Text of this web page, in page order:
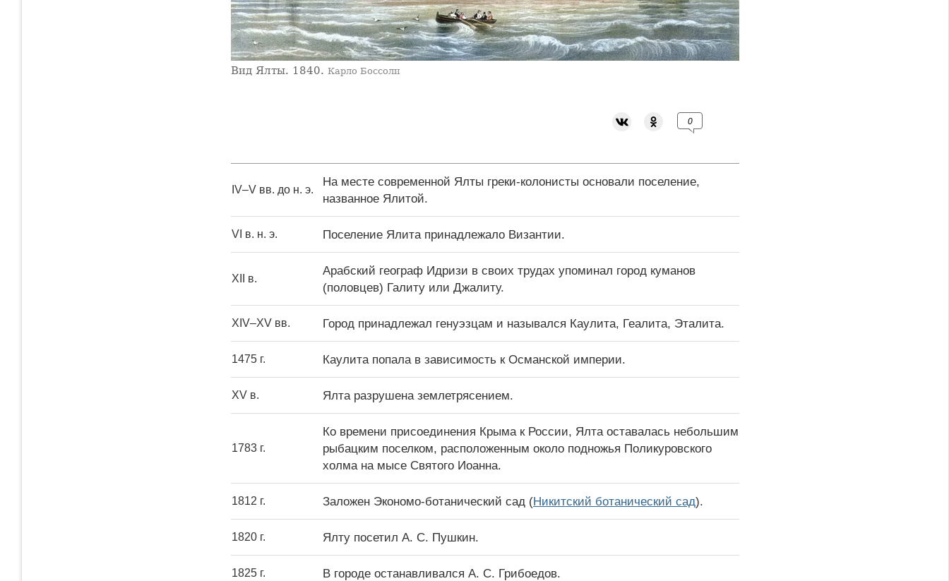
Вид Ялты. 1840. Карло Боссоли
0
IV–V вв. до н. э.
На месте современной Ялты греки-колонисты основали поселение,
названное Ялитой.
VI в. н. э. Поселение Ялита принадлежало Византии.
XII в.
Арабский географ Идризи в своих трудах упоминал город куманов
(половцев) Галиту или Джалиту.
XIV–XV вв. Город принадлежал генуэзцам и назывался Каулита, Геалита, Эталита.
1475 г. Каулита попала в зависимость к Османской империи.
XV в. Ялта разрушена землетрясением.
1783 г.
Ко времени присоединения Крыма к России, Ялта оставалась небольшим
рыбацким поселком, расположенным около подножья Поликуровского
холма на мысе Святого Иоанна.
1812 г. Заложен Экономо-ботанический сад (Никитский ботанический сад).
1820 г. Ялту посетил А. С. Пушкин.
1825 г. В городе останавливался А. С. Грибоедов.